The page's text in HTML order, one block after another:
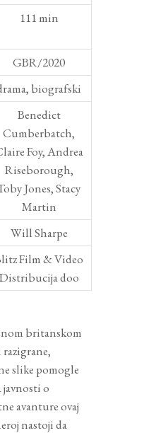
111 min
GBR/2020
biografski
Benedict
Cumberbatch,
Foy, Andrea
Riseborough,
Jones, Stacy
Martin
Will Sharpe
Film & Video
Distribucija doo
britanskom
slike pomogle
javnosti o
avanture ovaj
nastoji da